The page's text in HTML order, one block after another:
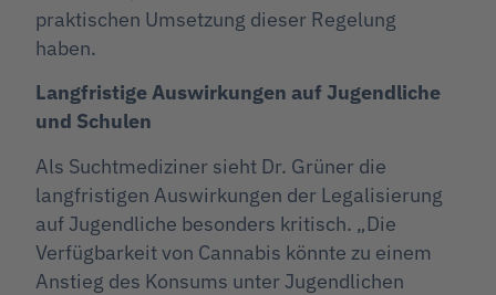
praktischen Umsetzung dieser Regelung
haben.
Langfristige Auswirkungen auf Jugendliche
und Schulen
Als Suchtmediziner sieht Dr. Grüner die
langfristigen Auswirkungen der Legalisierung
auf Jugendliche besonders kritisch. „Die
Verfügbarkeit von Cannabis könnte zu einem
Anstieg des Konsums unter Jugendlichen